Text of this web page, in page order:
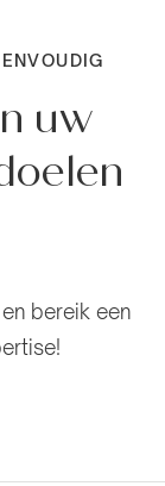
uw
bereik een